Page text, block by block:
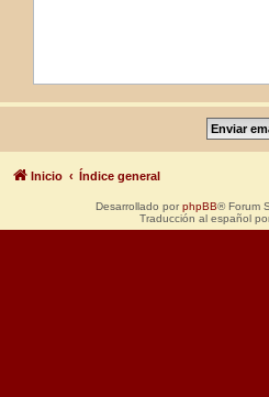
Inicio Índice general
Desarrollado por phpBB® Forum
Traducción al español